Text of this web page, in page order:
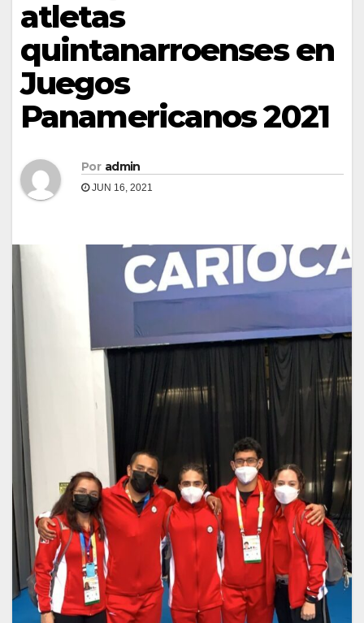
atletas
quintanarroenses en
Juegos
Panamericanos 2021
Por admin
JUN 16, 2021